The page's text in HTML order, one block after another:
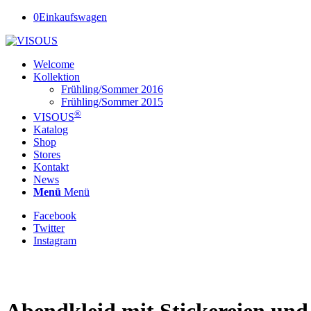
0Einkaufswagen
Welcome
Kollektion
Frühling/Sommer 2016
Frühling/Sommer 2015
VISOUS®
Katalog
Shop
Stores
Kontakt
News
Menü Menü
Facebook
Twitter
Instagram